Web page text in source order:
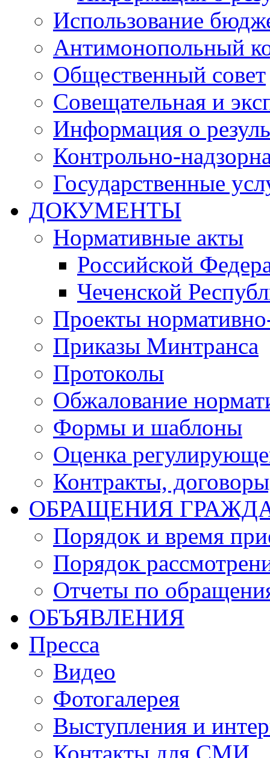
Использование
Антимонопольный
Общественный совет
Совещательная и
Информация о
Контрольно-
Государственные
ДОКУМЕНТЫ
Нормативные акты
Российской
Чеченской
Проекты
Приказы Минтранса
Протоколы
Обжалование
Формы и шаблоны
Оценка
Контракты,
ОБРАЩЕНИЯ
Порядок и время
Порядок
Отчеты по
ОБЪЯВЛЕНИЯ
Пресса
Видео
Фотогалерея
Выступления и
Контакты для СМИ